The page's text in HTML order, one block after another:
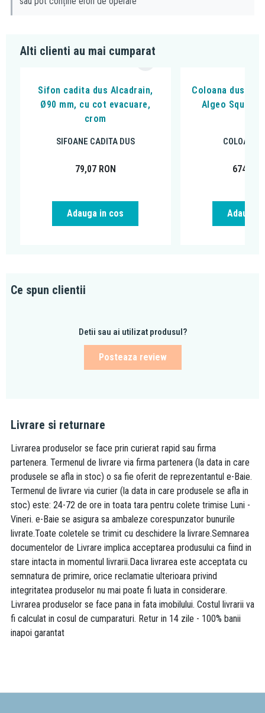
Alti clienti au mai cumparat
Sifon cadita dus Alcadrain,
Ø90 mm, cu cot evacuare,
crom
SIFOANE CADITA DUS
79,07 RON
Adauga in cos
Coloana dus cu
Algeo
COLOANE
674,99
Adauga
Ce spun clientii
Detii sau ai utilizat produsul?
Posteaza review
Livrare si returnare
Livrarea produselor se face prin curierat rapid sau firma
partenera. Termenul de livrare via firma partenera (la data in care
produsele se afla in stoc) o sa fie oferit de reprezentantul e-Baie.
Termenul de livrare via curier (la data in care produsele se afla in
stoc) este: 24-72 de ore in toata tara pentru colete trimise Luni -
Vineri. e-Baie se asigura sa ambaleze corespunzator bunurile
livrate.Toate coletele se trimit cu deschidere la livrare.Semnarea
documentelor de Livrare implica acceptarea produsului ca fiind in
stare intacta in momentul livrarii.Daca livrarea este acceptata cu
semnatura de primire, orice reclamatie ulterioara privind
integritatea produselor nu mai poate fi luata in considerare.
Livrarea produselor se face pana in fata imobilului. Costul livrarii va
fi calculat in cosul de cumparaturi. Retur in 14 zile - 100% banii
inapoi garantat